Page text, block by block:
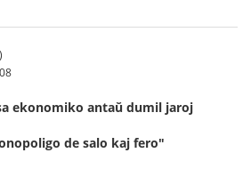
ekonomiko antaŭ dumil jaroj
de salo kaj fero"